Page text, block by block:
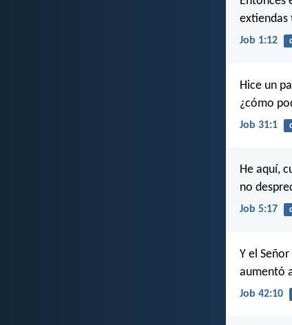
extiendas
Job 1:12
Hice un
¿cómo
Job 31:1
He aquí,
no
Job 5:17
Y el
aumentó
Job 42:10